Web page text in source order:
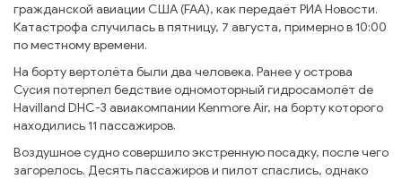
гражданской авиации США (FAA), как передаёт РИА Новости.
Катастрофа случилась в пятницу, 7 августа, примерно в 10:00
по местному времени.
На борту вертолёта были два человека. Ранее у острова
Сусия потерпел бедствие одномоторный гидросамолёт de
Havilland DHC-3 авиакомпании Kenmore Air, на борту которого
находились 11 пассажиров.
Воздушное судно совершило экстренную посадку, после чего
загорелось. Десять пассажиров и пилот спаслись, однако